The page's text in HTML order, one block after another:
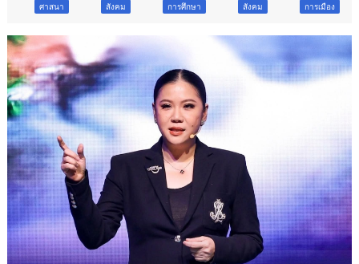
ภูมิภาค